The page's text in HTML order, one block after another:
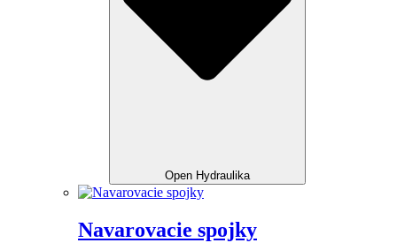
Open Hydraulika
Navarovacie spojky